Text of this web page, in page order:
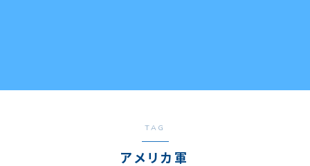
TAG
アメリカ軍